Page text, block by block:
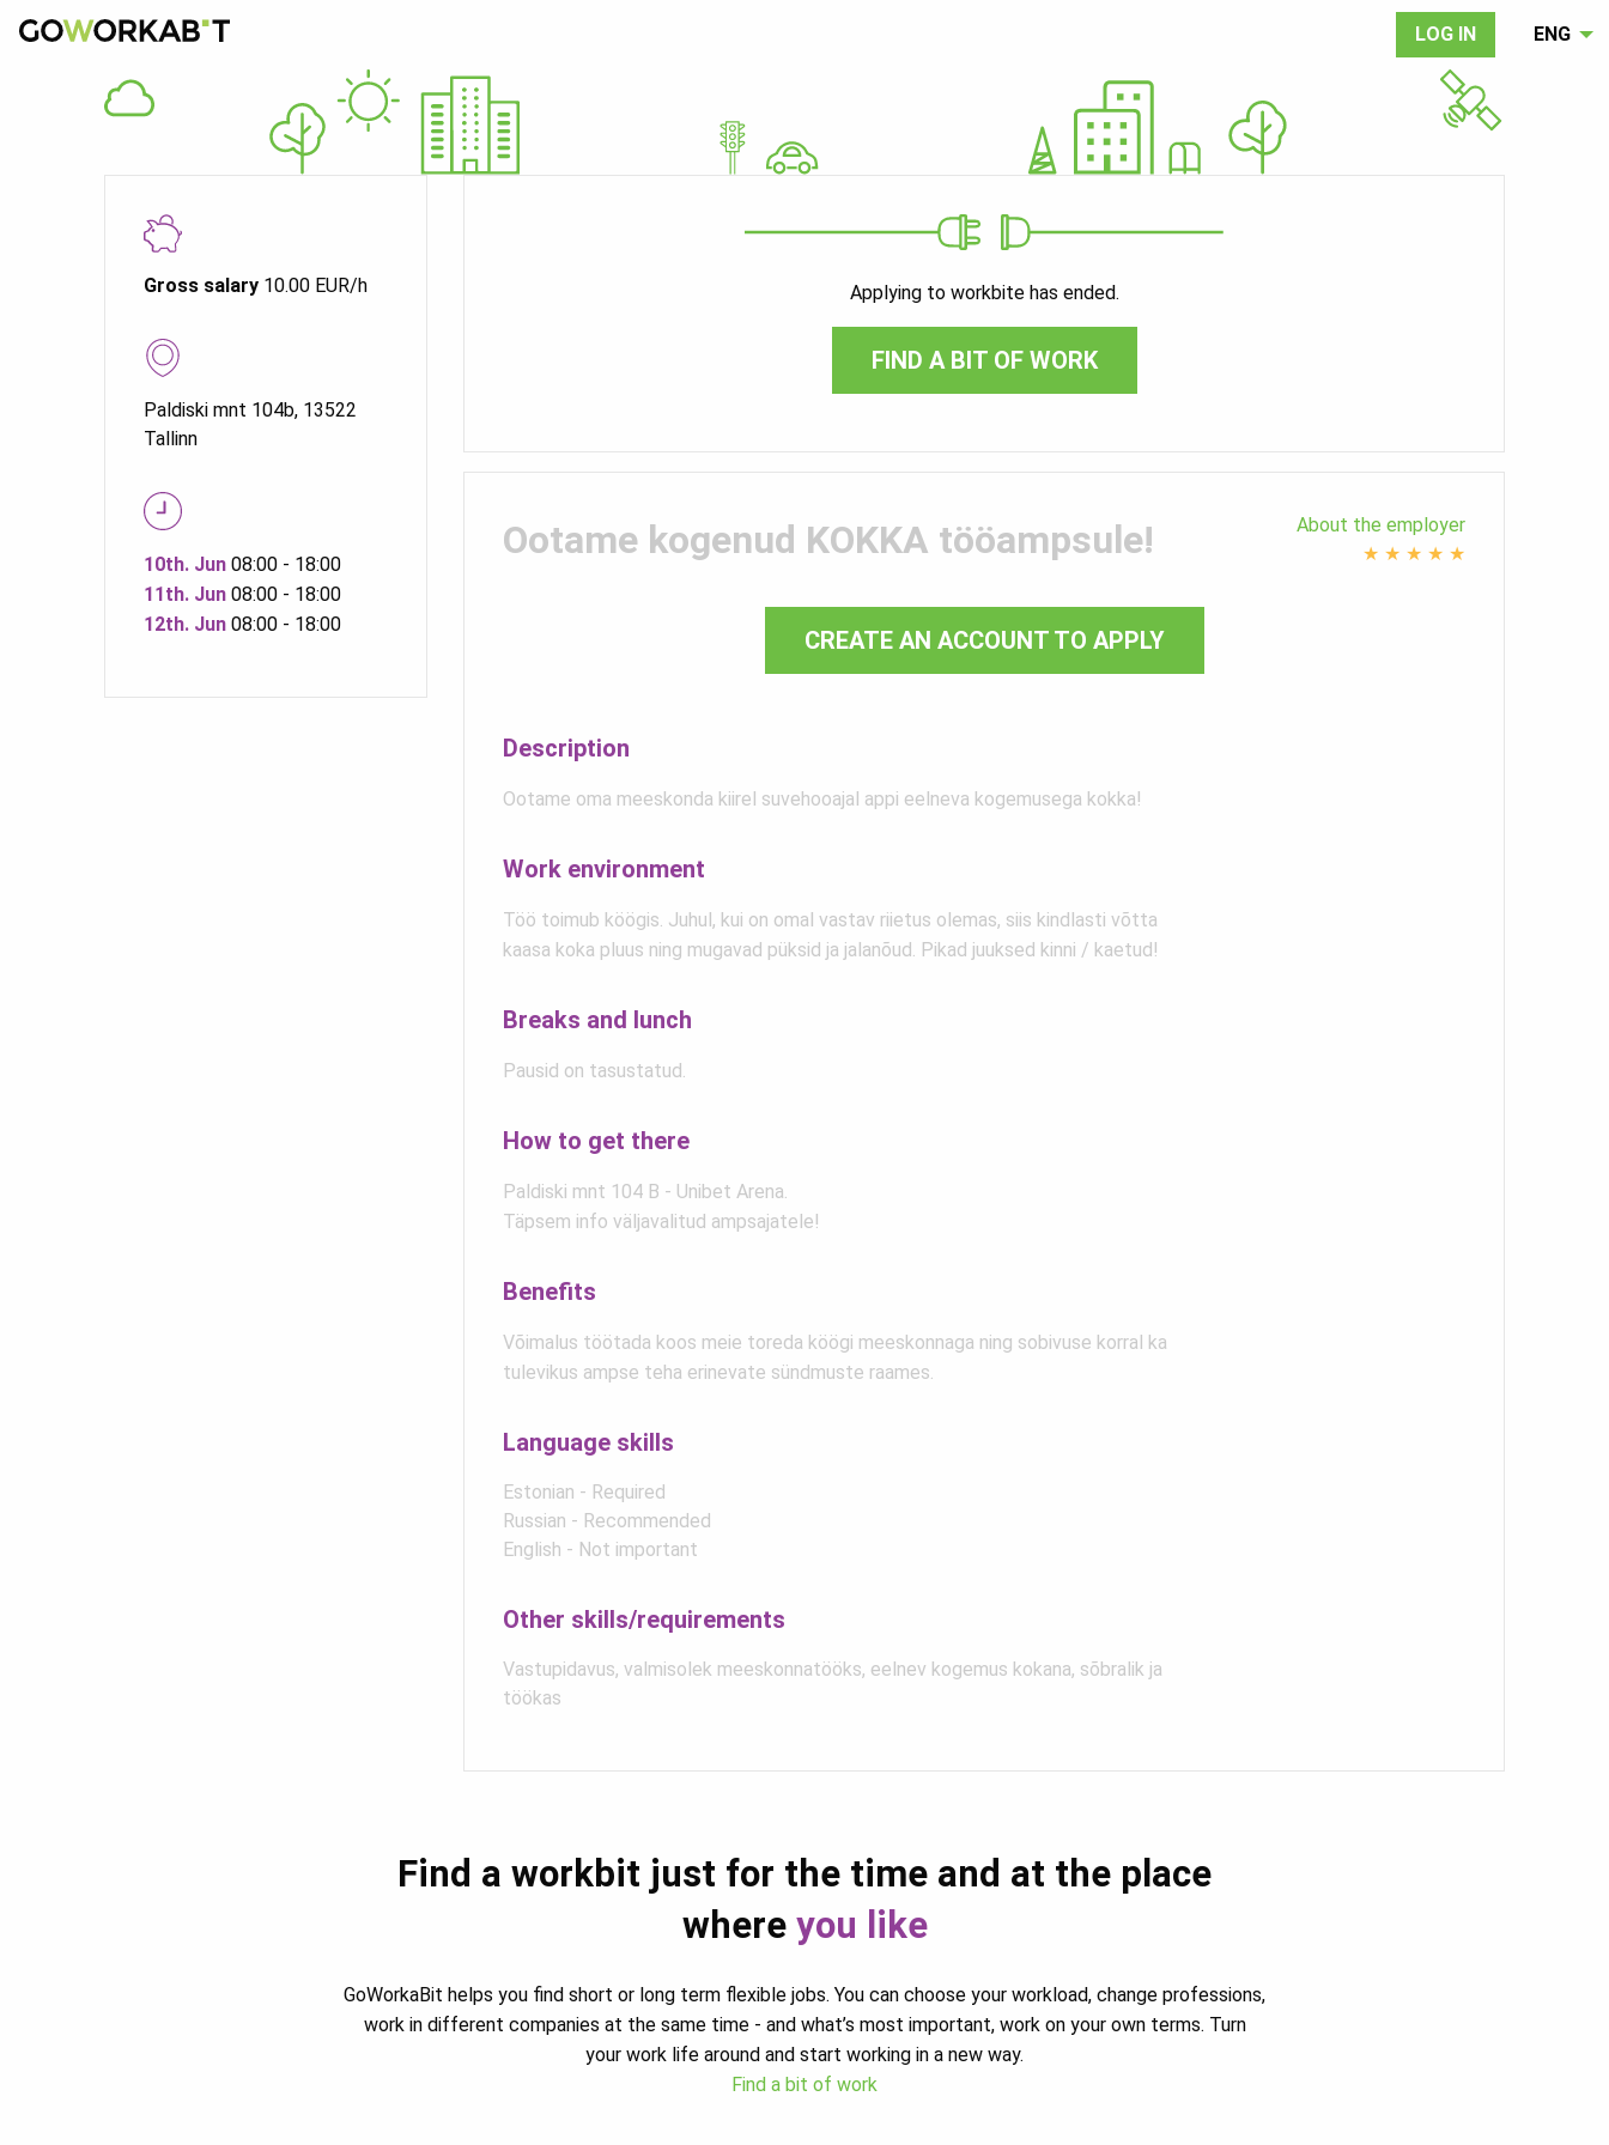
LOG IN ENG
Gross salary 10.00 EUR/h
Paldiski mnt 104b, 13522
Tallinn
10th. Jun 08:00 - 18:00
11th. Jun 08:00 - 18:00
12th. Jun 08:00 - 18:00
Applying to workbite has ended.
FIND A BIT OF WORK
Ootame kogenud KOKKA tööampsule!
About the employer
★ ★ ★ ★ ★
CREATE AN ACCOUNT TO APPLY
Description
Ootame oma meeskonda kiirel suvehooajal appi eelneva kogemusega kokka!
Work environment
Töö toimub köögis. Juhul, kui on omal vastav riietus olemas, siis kindlasti võtta
kaasa koka pluus ning mugavad püksid ja jalanõud. Pikad juuksed kinni / kaetud!
Breaks and lunch
Pausid on tasustatud.
How to get there
Paldiski mnt 104 B - Unibet Arena.
Täpsem info väljavalitud ampsajatele!
Benefits
Võimalus töötada koos meie toreda köögi meeskonnaga ning sobivuse korral ka
tulevikus ampse teha erinevate sündmuste raames.
Language skills
Estonian - Required
Russian - Recommended
English - Not important
Other skills/requirements
Vastupidavus, valmisolek meeskonnatööks, eelnev kogemus kokana, sõbralik ja
töökas
Find a workbit just for the time and at the place
where you like
GoWorkaBit helps you find short or long term flexible jobs. You can choose your workload, change professions,
work in different companies at the same time - and what’s most important, work on your own terms. Turn
your work life around and start working in a new way.
Find a bit of work